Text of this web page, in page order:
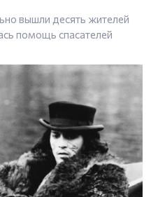
вышли десять жителей
помощь спасателей